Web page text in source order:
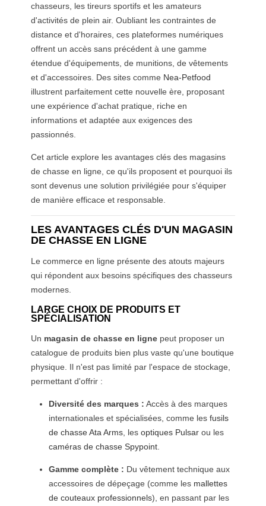
chasseurs, les tireurs sportifs et les amateurs
d'activités de plein air. Oubliant les contraintes de
distance et d'horaires, ces plateformes numériques
offrent un accès sans précédent à une gamme
étendue d'équipements, de munitions, de vêtements
et d'accessoires. Des sites comme Nea-Petfood
illustrent parfaitement cette nouvelle ère, proposant
une expérience d'achat pratique, riche en
informations et adaptée aux exigences des
passionnés.
Cet article explore les avantages clés des magasins
de chasse en ligne, ce qu'ils proposent et pourquoi ils
sont devenus une solution privilégiée pour s'équiper
de manière efficace et responsable.
LES AVANTAGES CLÉS D'UN MAGASIN
DE CHASSE EN LIGNE
Le commerce en ligne présente des atouts majeurs
qui répondent aux besoins spécifiques des chasseurs
modernes.
LARGE CHOIX DE PRODUITS ET
SPÉCIALISATION
Un magasin de chasse en ligne peut proposer un
catalogue de produits bien plus vaste qu'une boutique
physique. Il n'est pas limité par l'espace de stockage,
permettant d'offrir :
Diversité des marques : Accès à des marques
internationales et spécialisées, comme lesfusils
de chasse Ata Arms , lesoptiques Pulsar ou les
caméras de chasse Spypoint
Gamme complète : Du vêtement technique aux
accessoires de dépeçage (comme les mallettes
de couteaux professionnels), en passant par les